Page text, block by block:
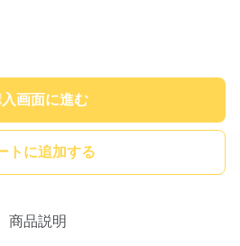
入画面に進む
トに追加する
商品説明